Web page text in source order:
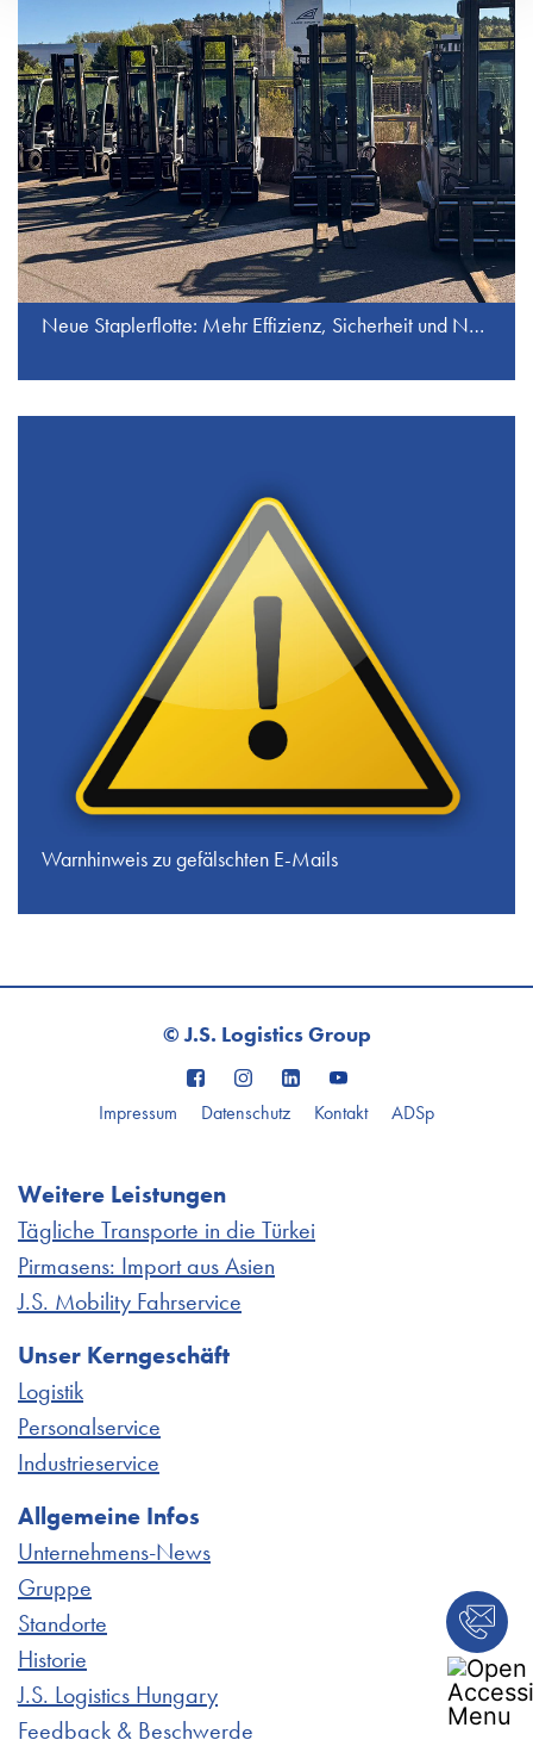
Neue Staplerflotte: Mehr Effizienz, Sicherheit und Nachhaltigkeit bei J.S. Industrieservice GmbH
Warnhinweis zu gefälschten E-Mails
© J.S. Logistics Group
Impressum Datenschutz Kontakt ADSp
Weitere Leistungen
Tägliche Transporte in die Türkei
Pirmasens: Import aus Asien
J.S. Mobility Fahrservice
Unser Kerngeschäft
Logistik
Personalservice
Industrieservice
Allgemeine Infos
Unternehmens-News
Gruppe
Standorte
Historie
J.S. Logistics Hungary
Feedback & Beschwerde